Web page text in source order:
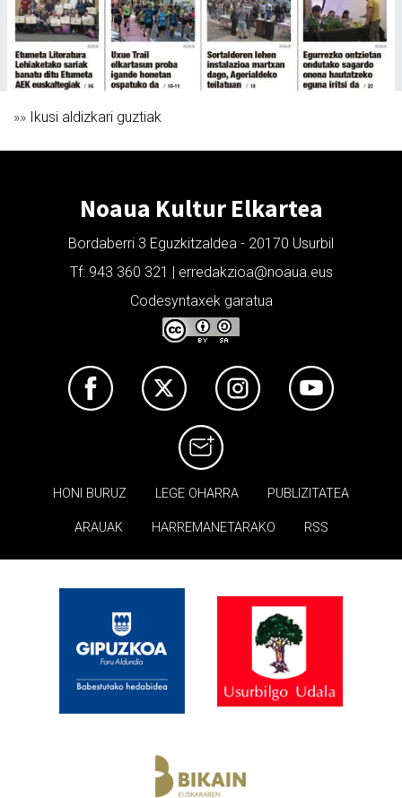
»» Ikusi aldizkari guztiak
Noaua Kultur Elkartea
Bordaberri 3 Eguzkitzaldea - 20170 Usurbil
Tf: 943 360 321 | erredakzioa@noaua.eus
Codesyntaxek garatua
HONI BURUZ LEGE OHARRA PUBLIZITATEA
ARAUAK HARREMANETARAKO RSS